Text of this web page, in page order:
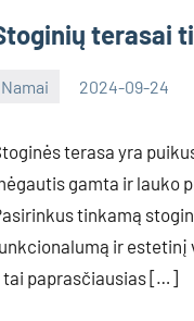
terasai
Namai 2024-09-24
terasa yra
gamta ir lauko
tinkamą
ir estetinį
tai paprasčiausias […]